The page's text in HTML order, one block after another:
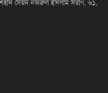
সৈয়দ নজরুল ইসলাম সরণি, ৬১,